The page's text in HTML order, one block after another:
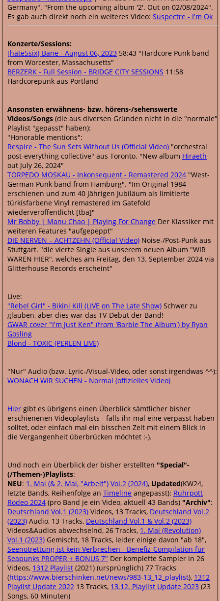
Germany". "From the upcoming album '2'. Out on 02/08/2024".
Es gab auch direkt noch ein weiteres Video: Suspectre - I'm Ok
Konzerte/Sessions:
[hate5six] Bane - August 06, 2023 58:43 "Hardcore Punk band
from Worcester, Massachusetts"
BERZERK - Full Session - BRIDGE CITY SESSIONS 11:58
Hardcorepunk aus Portland
Ansonsten erwähnens- bzw. hörens-/sehenswerte
Videos/Songs (die aus diversen Gründen nicht in die "normale"
Playlist "gepasst" haben):
"Honorable mentions":
Respire - The Sun Sets Without Us (Official Video) "orchestral
post-everything collective" aus Toronto. "New album Hiraeth
out July 26, 2024"
TORPEDO MOSKAU - Inkonsequent - Remastered 2024 "West-
German Punk band from Hamburg". "Im Original 1984
erschienen und zum 40 Jährigen Jubiläum als limitierte
türkisfarbene Vinyl remastered im Gatefold
wiederveröffentlicht [tba]"
Mr Bobby | Manu Chao | Playing For Change Der Klassiker mit
weiteren Features "aufgepeppt"
DIE NERVEN – ACHTZEHN (Official Video) Noise-/Post-Punk aus
Stuttgart. "die vierte Single aus unserem neuen Album "WIR
WAREN HIER", welches am Freitag, den 13. September 2024 via
Glitterhouse Records erscheint"
Live:
"Rebel Girl" - Bikini Kill (LIVE on The Late Show) Schwer zu
glauben, aber dies war das TV-Debüt der Band!
GWAR cover "I'm Just Ken" (from 'Barbie The Album') by Ryan
Gosling
Blond - TOXIC (PERLEN LIVE)
"Nur" Audio (bzw. Lyric-/Visual-Video, oder sonst irgendwas ^^):
WONACH WIR SUCHEN - Normal (offizielles Video)
Hier gibt es übrigens einen Überblick sämtlicher bisher
erschienenen Videoplaylists - falls ihr mal eine verpasst haben
solltet, oder einfach mal ein bisschen Zeit mit einem Blick in
die Vergangenheit überbrücken möchtet :-).
Und noch ein Überblick der bisher erstellten "Special"-
(/Themen-)Playlists:
NEU: 1. Mai (& 2. Mai, "Arbeit") Vol.2 (2024), Updated(KW24,
letzte Bands, Reihenfolge an Timeline angepasst): Ruhrpott
Rodeo 2024 (pro Band je ein Video, aktuell 43 Bands) "Archiv":
Deutschland Vol.1 (2023) Videos, 13 Tracks, Deutschland Vol.2
(2023) Audio, 13 Tracks, Deutschland Vol.1 & Vol.2 (2023)
Videos&Audios abwechselnd, 26 Tracks, 1. Mai (Revolution)
Vol.1 (2023) Gemischt, 18 Tracks, leider einige davon "ab 18",
Seenotrettung ist kein Verbrechen - Benefiz-Compilation für
Seapunks PROPER + BONUS 7" Der komplette Sampler in 26
Videos, 1312 Playlist (2021) (ursprünglich) 77 Tracks
(https://www.bierschinken.net/news/983-13_12_playlist), 1312
Playlist Update 2022 13 Tracks, 13.12. Playlist Update 2023 (23
Songs, 60 Minuten)